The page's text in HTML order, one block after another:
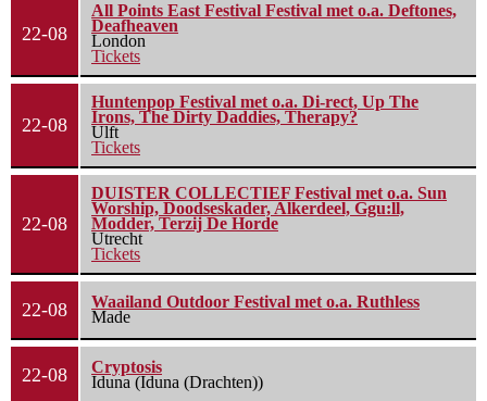
22-08
All Points East Festival Festival met o.a. Deftones,
Deafheaven
London
Tickets
22-08
Huntenpop Festival met o.a. Di-rect, Up The
Irons, The Dirty Daddies, Therapy?
Ulft
Tickets
22-08
DUISTER COLLECTIEF Festival met o.a. Sun
Worship, Doodseskader, Alkerdeel, Ggu:ll,
Modder, Terzij De Horde
Utrecht
Tickets
22-08
Waailand Outdoor Festival met o.a. Ruthless
Made
22-08
Cryptosis
Iduna (Iduna (Drachten))